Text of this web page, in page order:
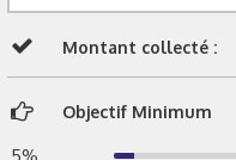
Montant collecté :
Objectif Minimum
5%